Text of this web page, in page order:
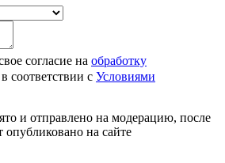
согласие на обработку
в соответствии с Условиями
и отправлено на модерацию, после
опубликовано на сайте